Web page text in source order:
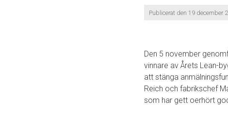
Publicerat den 19 december
Den 5 november
vinnare av Årets Lean-
att stänga
Reich och fabrikschef
som har gett oerhört